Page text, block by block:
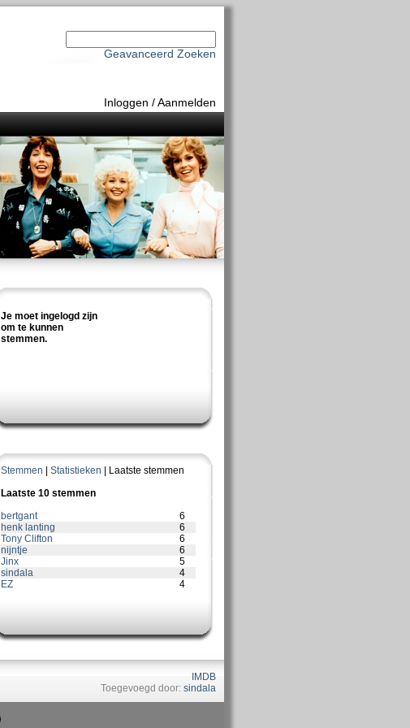
Geavanceerd Zoeken
Inloggen /Aanmelden
Je moet ingelogd zijn
om te kunnen
stemmen.
Stemmen Statistieken | Laatste stemmen
Laatste 10 stemmen
bertgant
6
henk lanting
6
Tony Clifton
6
nijntje
6
Jinx
5
sindala
4
EZ
4
IMDB
Toegevoegd door: sindala